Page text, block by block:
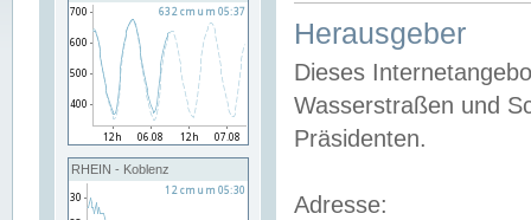
RHEIN - Koblenz
Herausgeber
Dieses
Wasserstraßen und
Präsidenten.
Adresse: